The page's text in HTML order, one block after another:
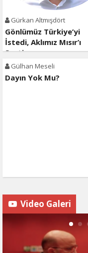
Gürkan Altmışdört
Gönlümüz Türkiye’yi
İstedi, Aklımız Mısır’ı
Seçti…
Gülhan Meseli
Dayın Yok Mu?
Video Galeri